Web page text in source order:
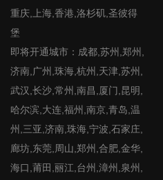
重庆,上海,香港,洛杉矶,圣彼得
堡
即将开通城市：成都,苏州,郑州,
济南,广州,珠海,杭州,天津,苏州,
武汉,长沙,常州,南昌,厦门,昆明,
哈尔滨,大连,福州,南京,青岛,温
州,三亚,济南,珠海,宁波,石家庄,
廊坊,东莞,周山,郑州,合肥,金华,
海口,莆田,丽江,台州,漳州,泉州,